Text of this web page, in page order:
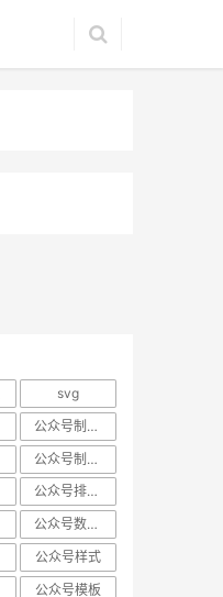
svg
公众号制作、公众号模板
公众号制作，公众号排版、微信编辑器
公众号排版，公众号素材
公众号数据分析
公众号样式
公众号模板